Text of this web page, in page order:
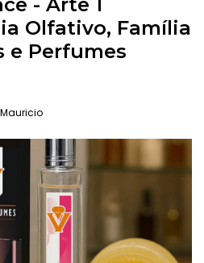
Olfativo, Família
e Perfumes